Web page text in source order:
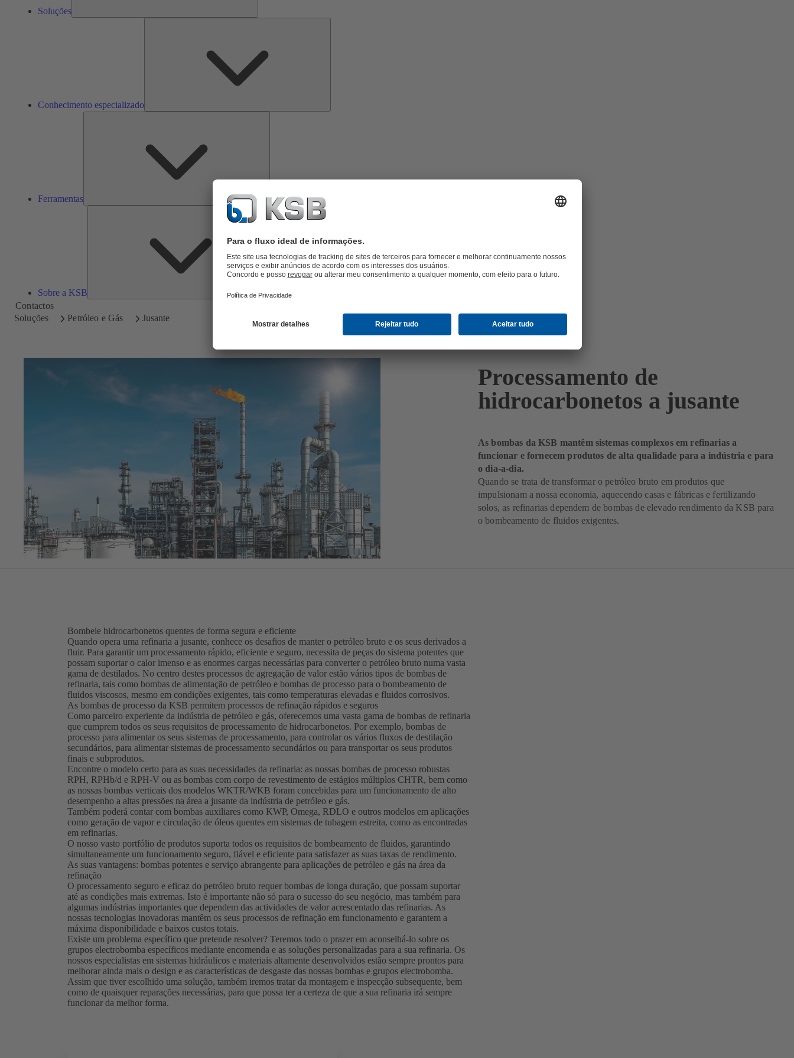
Soluções
Conhecimento especializado
Ferramentas
Sobre a KSB
Sobre
a
Contactos
Soluções
Petróleo e Gás Jusante
Processamento de
hidrocarbonetos a jusante
As bombas da KSB mantêm sistemas complexos em refinarias a
funcionar e fornecem produtos de alta qualidade para a indústria e para
o dia-a-dia.
Quando se trata de transformar o petróleo bruto em produtos que
impulsionam a nossa economia, aquecendo casas e fábricas e fertilizando
solos, as refinarias dependem de bombas de elevado rendimento da KSB para
o bombeamento de fluidos exigentes.
Bombeie hidrocarbonetos quentes de forma segura e eficiente
Quando opera uma refinaria a jusante, conhece os desafios de manter o petróleo bruto e os seus derivados a
fluir. Para garantir um processamento rápido, eficiente e seguro, necessita de peças do sistema potentes que
possam suportar o calor imenso e as enormes cargas necessárias para converter o petróleo bruto numa vasta
gama de destilados. No centro destes processos de agregação de valor estão vários tipos de bombas de
refinaria, tais como bombas de alimentação de petróleo e bombas de processo para o bombeamento de
fluidos viscosos, mesmo em condições exigentes, tais como temperaturas elevadas e fluidos corrosivos.
As bombas de processo da KSB permitem processos de refinação rápidos e seguros
Como parceiro experiente da indústria de petróleo e gás, oferecemos uma vasta gama de bombas de refinaria
que cumprem todos os seus requisitos de processamento de hidrocarbonetos. Por exemplo, bombas de
processo para alimentar os seus sistemas de processamento, para controlar os vários fluxos de destilação
secundários, para alimentar sistemas de processamento secundários ou para transportar os seus produtos
finais e subprodutos.
Encontre o modelo certo para as suas necessidades da refinaria: as nossas bombas de processo robustas
RPH, RPHb/d e RPH-V ou as bombas com corpo de revestimento de estágios múltiplos CHTR, bem como
as nossas bombas verticais dos modelos WKTR/WKB foram concebidas para um funcionamento de alto
desempenho a altas pressões na área a jusante da indústria de petróleo e gás.
Também poderá contar com bombas auxiliares como KWP, Omega, RDLO e outros modelos em aplicações
como geração de vapor e circulação de óleos quentes em sistemas de tubagem estreita, como as encontradas
em refinarias.
O nosso vasto portfólio de produtos suporta todos os requisitos de bombeamento de fluidos, garantindo
simultaneamente um funcionamento seguro, fiável e eficiente para satisfazer as suas taxas de rendimento.
As suas vantagens: bombas potentes e serviço abrangente para aplicações de petróleo e gás na área da
refinação
O processamento seguro e eficaz do petróleo bruto requer bombas de longa duração, que possam suportar
até as condições mais extremas. Isto é importante não só para o sucesso do seu negócio, mas também para
algumas indústrias importantes que dependem das actividades de valor acrescentado das refinarias. As
nossas tecnologias inovadoras mantêm os seus processos de refinação em funcionamento e garantem a
máxima disponibilidade e baixos custos totais.
Existe um problema específico que pretende resolver? Teremos todo o prazer em aconselhá-lo sobre os
grupos electrobomba específicos mediante encomenda e as soluções personalizadas para a sua refinaria. Os
nossos especialistas em sistemas hidráulicos e materiais altamente desenvolvidos estão sempre prontos para
melhorar ainda mais o design e as características de desgaste das nossas bombas e grupos electrobomba.
Assim que tiver escolhido uma solução, também iremos tratar da montagem e inspecção subsequente, bem
como de quaisquer reparações necessárias, para que possa ter a certeza de que a sua refinaria irá sempre
funcionar da melhor forma.